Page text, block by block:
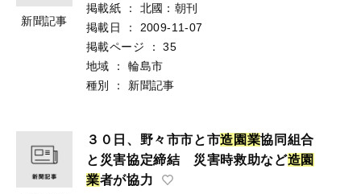
新聞記事
掲載紙 ：
北國：朝刊
掲載日
：
2009-11-07
掲載ページ
：
35
地域
：
輪島市
種別
： 新聞記事
３０日、野々市市と市造園業協同組合
と災害協定締結 災害時救助など造園
業者が協力